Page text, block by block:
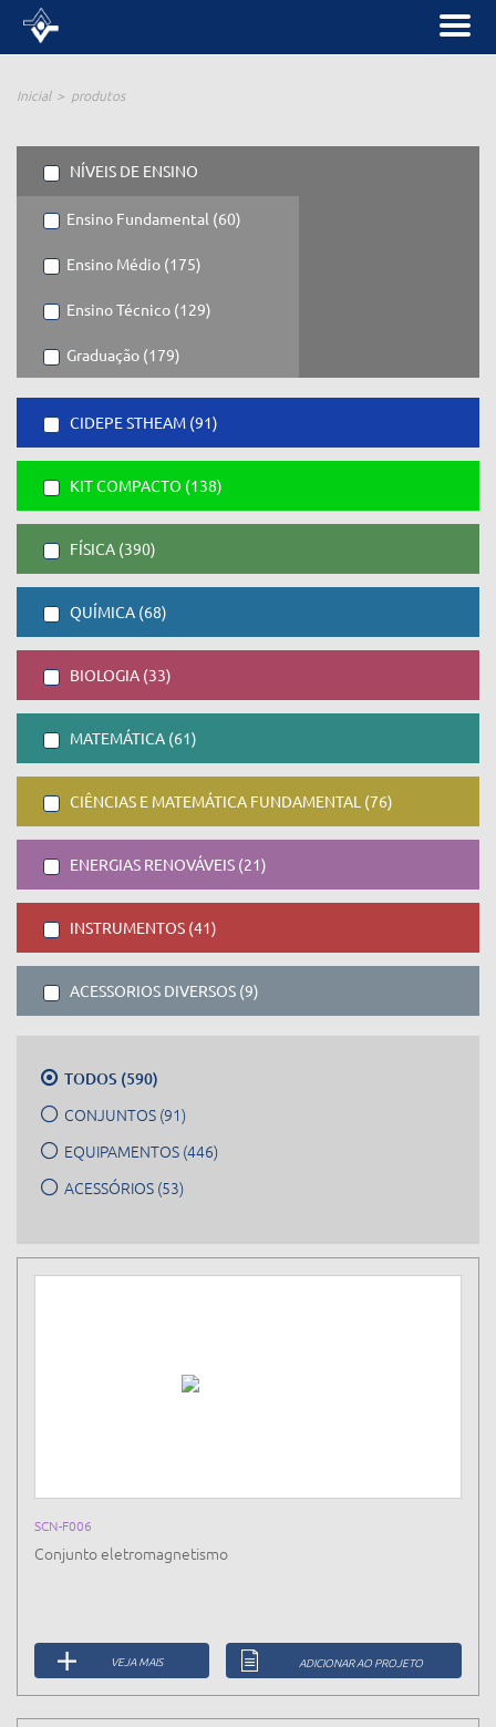
Inicial produtos
NÍVEIS DE ENSINO
Ensino Fundamental (60)
Ensino Médio (175)
Ensino Técnico (129)
Graduação (179)
CIDEPE STHEAM (91)
KIT COMPACTO (138)
FÍSICA (390)
QUÍMICA (68)
BIOLOGIA (33)
MATEMÁTICA (61)
CIÊNCIAS E MATEMÁTICA FUNDAMENTAL (76)
ENERGIAS RENOVÁVEIS (21)
INSTRUMENTOS (41)
ACESSORIOS DIVERSOS (9)
TODOS (590)
CONJUNTOS (91)
EQUIPAMENTOS (446)
ACESSÓRIOS (53)
SCN-F006
Conjunto eletromagnetismo
VEJA MAIS ADICIONAR AO PROJETO